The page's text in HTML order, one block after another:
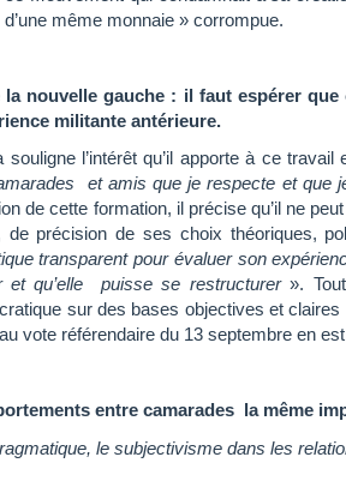
même monnaie » corrompue.
nouvelle gauche : il faut espérer
militante antérieure.
souligne l’intérêt qu’il apporte à ce
et amis que je respecte et
de cette formation, il précise qu’il ne
de précision de ses choix théoriques,
transparent pour évaluer son
et qu’elle puisse se restructurer».
sur des bases objectives et
vote référendaire du 13 septembre en
entre camarades la même
le subjectivisme dans les